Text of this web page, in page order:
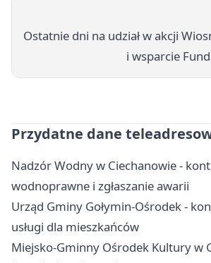
Ostatnie dni na udział w akcji
i wsparcie
Przydatne dane
Nadzór Wodny w Ciechanowie -
wodnoprawne i zgłaszanie awarii
Urząd Gminy Gołymin-Ośrodek -
usługi dla mieszkańców
Miejsko-Gminny Ośrodek Kultury w